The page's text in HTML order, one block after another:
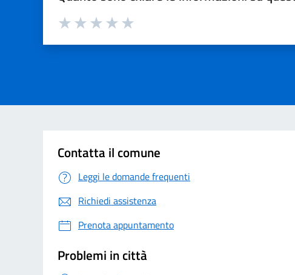
Contatta il comune
Leggi le domande frequenti
Richiedi assistenza
Prenota appuntamento
Problemi in città